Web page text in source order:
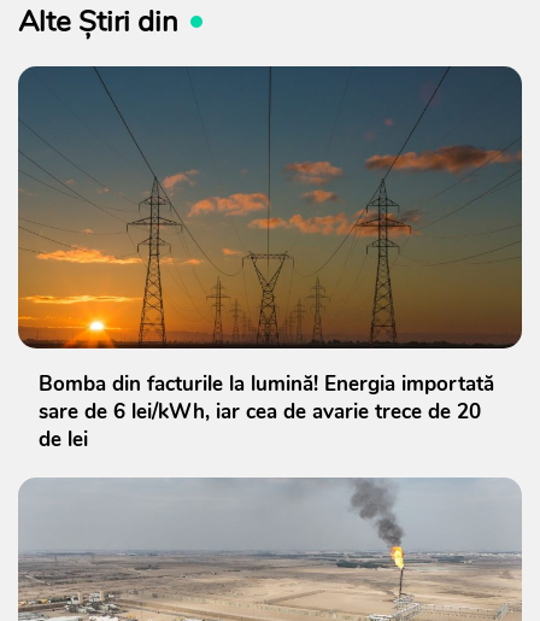
Alte Știri din
Bomba din facturile la lumină! Energia importată
sare de 6 lei/kWh, iar cea de avarie trece de 20
de lei